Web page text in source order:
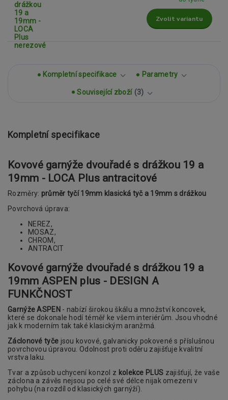
Zvolit variantu
Kompletní specifikace Parametry
Související zboží 3
Kompletní specifikace
Kovové garnýže dvouřadé s drážkou 19 a
19mm - LOCA Plus antracitové
Rozměry: průměr tyčí 19mm klasická tyč a 19mm s drážkou
Povrchová úprava:
NEREZ,
MOSAZ,
CHROM,
ANTRACIT
Kovové garnýže dvouřadé s drážkou 19 a
19mm ASPEN plus - DESIGN A
FUNKČNOST
Garnýže ASPEN - nabízí širokou škálu a množství koncovek,
které se dokonale hodí téměř ke všem interiérům. Jsou vhodné
jak k moderním tak také klasickým aranžmá.
Záclonové tyče jsou kovové, galvanicky pokovené s příslušnou
povrchovou úpravou. Odolnost proti oděru zajišťuje kvalitní
vrstva laku.
Tvar a způsob uchycení konzol z kolekce PLUS zajišťují, že vaše
záclona a závěs nejsou po celé své délce nijak omezeni v
pohybu (na rozdíl od klasických garnýží).